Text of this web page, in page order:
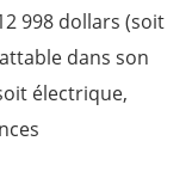
998 dollars (soit
dans son
électrique,